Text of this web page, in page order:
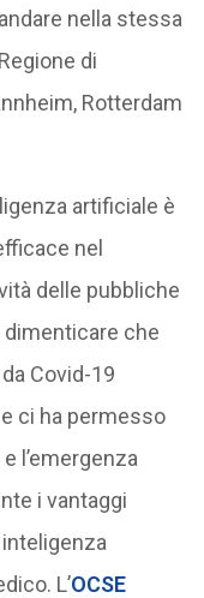
nella stessa
di
Rotterdam
artificiale è
nel
delle pubbliche
che
Covid-19
ci ha permesso
l’emergenza
i vantaggi
L’OCSE